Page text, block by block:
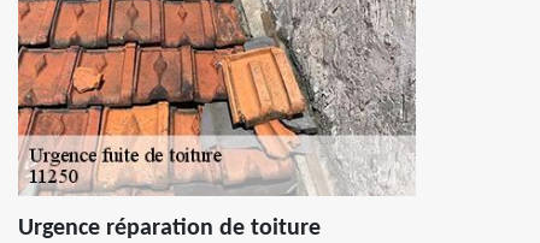
Urgence réparation de toiture